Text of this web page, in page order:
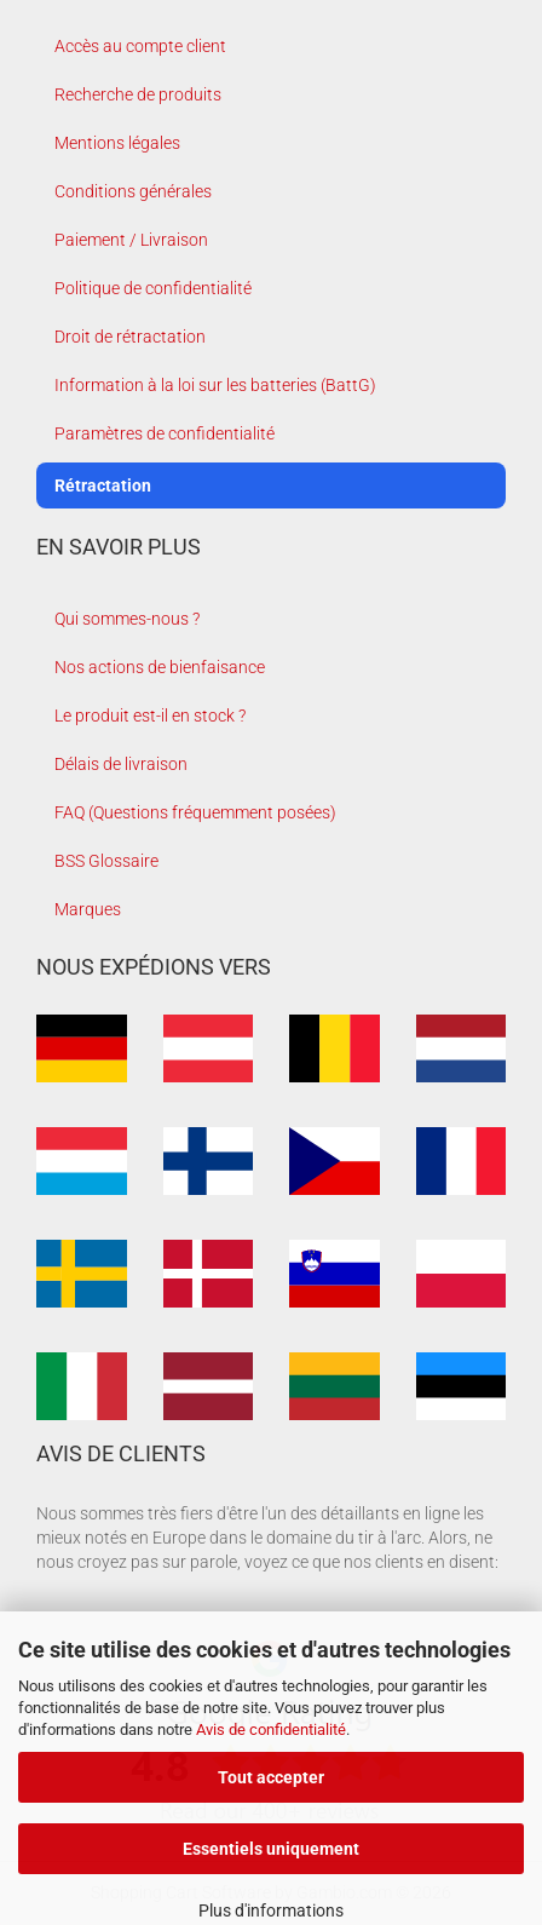
Ce site utilise des cookies et d'autres technologies
Nous utilisons des cookies et d'autres technologies, pour garantir les
fonctionnalités de base de notre site. Vous pouvez trouver plus
d'informations dans notre Avis de confidentialité.
Tout accepter
Essentiels uniquement
Plus d'informations
Accès au compte client
Recherche de produits
Mentions légales
Conditions générales
Paiement / Livraison
Politique de confidentialité
Droit de rétractation
Information à la loi sur les batteries (BattG)
Paramètres de confidentialité
Rétractation
EN SAVOIR PLUS
Qui sommes-nous ?
Nos actions de bienfaisance
Le produit est-il en stock ?
Délais de livraison
FAQ (Questions fréquemment posées)
BSS Glossaire
Marques
NOUS EXPÉDIONS VERS
AVIS DE CLIENTS
Nous sommes très fiers d'être l'un des détaillants en ligne les
mieux notés en Europe dans le domaine du tir à l'arc. Alors, ne
nous croyez pas sur parole, voyez ce que nos clients en disent: